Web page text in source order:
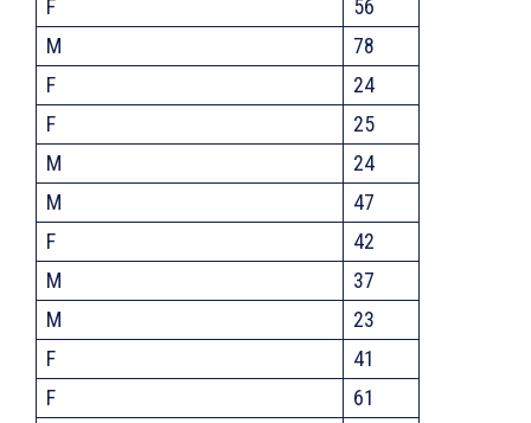
F
56
M
78
F
24
F
25
M
24
M
47
F
42
M
37
M
23
F
41
F
61